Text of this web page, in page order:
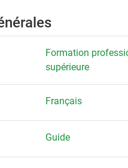
Formation
supérieure
Français
Guide